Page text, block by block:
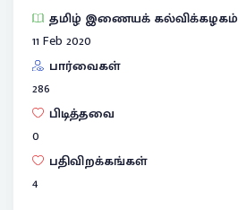
தமிழ் இணையக் கல்விக்கழகம்
11 Feb 2020
பார்வைகள்
286
பிடித்தவை
0
பதிவிறக்கங்கள்
4